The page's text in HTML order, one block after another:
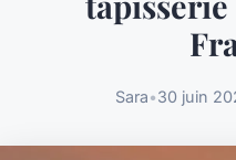
Sara•30 juin